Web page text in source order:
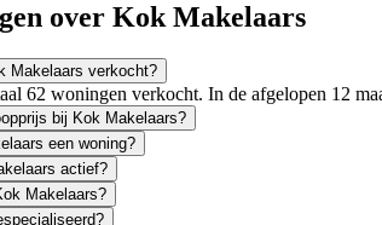
over Kok Makelaars
Makelaars verkocht?
62 woningen verkocht. In de afgelopen 12
bij Kok Makelaars?
een woning?
actief?
Makelaars?